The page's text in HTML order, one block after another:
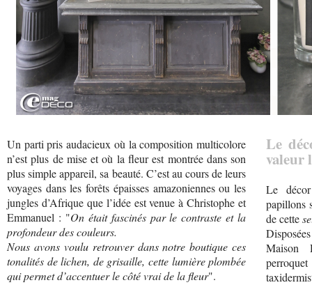
Un parti pris audacieux où la composition multicolore
n’est plus de mise et où la fleur est montrée dans son
plus simple appareil, sa beauté. C’est au cours de leurs
voyages dans les forêts épaisses amazoniennes ou les
jungles d’Afrique que l’idée est venue à Christophe et
Emmanuel : "On était fascinés par le contraste et la
profondeur des couleurs.
Nous avons voulu retrouver dans notre boutique ces
tonalités de lichen, de grisaille, cette lumière plombée
qui permet d’accentuer le côté vrai de la fleur".
Le
valeur
Le
papillons
de cette
Maison